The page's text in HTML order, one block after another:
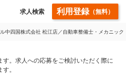
求人検索 利用登録（無料）
中四国株式会社 松江店／自動車整備士・メカニック
。求人への応募をご検討いただく際に
。